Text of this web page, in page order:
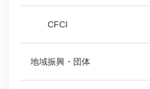
CFCI
地域振興・団体